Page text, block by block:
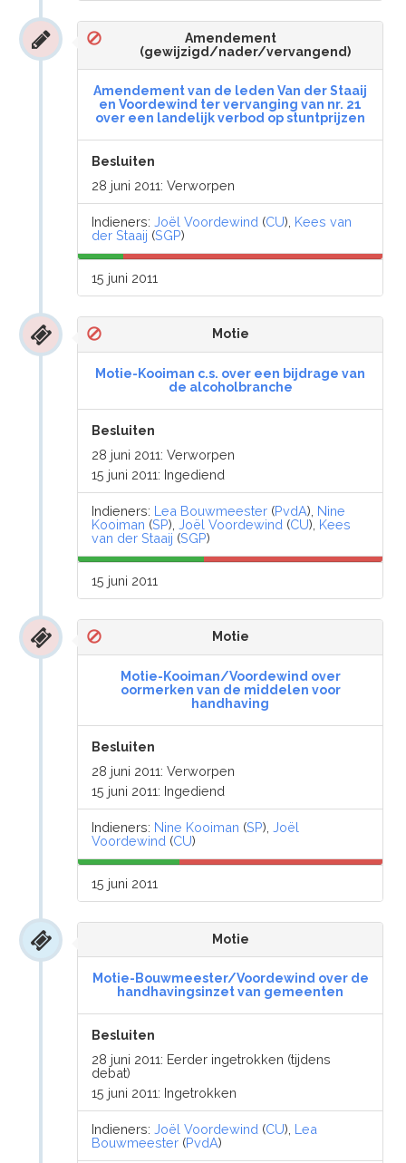
Amendement
(gewijzigd/nader/vervangend)
Amendement van de leden Van der Staaij
en Voordewind ter vervanging van nr. 21
over een landelijk verbod op stuntprijzen
Besluiten
28 juni 2011: Verworpen
Indieners:Joël Voordewind (CU), Kees van
der Staaij (SGP)
15 juni 2011
Motie
Motie-Kooiman c.s. over een bijdrage van
de alcoholbranche
Besluiten
28 juni 2011: Verworpen
15 juni 2011: Ingediend
Indieners: Lea Bouwmeester (PvdA), Nine
Kooiman (SP),Joël Voordewind (CU), Kees
van der Staaij (SGP)
15 juni 2011
Motie
Motie-Kooiman/Voordewind over
oormerken van de middelen voor
handhaving
Besluiten
28 juni 2011: Verworpen
15 juni 2011: Ingediend
Indieners: Nine Kooiman (SP),Joël
Voordewind (CU)
15 juni 2011
Motie
Motie-Bouwmeester/Voordewind over de
handhavingsinzet van gemeenten
Besluiten
28 juni 2011: Eerder ingetrokken (tijdens
debat)
15 juni 2011: Ingetrokken
Indieners:Joël Voordewind (CU), Lea
Bouwmeester (PvdA)